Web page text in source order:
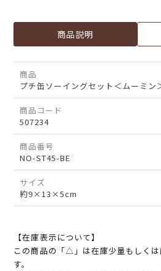
商品説明
商品
プチ缶ソーイングセット＜ムーミン
商品コード
507234
商品番号
NO-ST45-BE
サイズ
約9×13×5cm
【在庫表示について】
この商品の「△」は在庫少量もしく
す。